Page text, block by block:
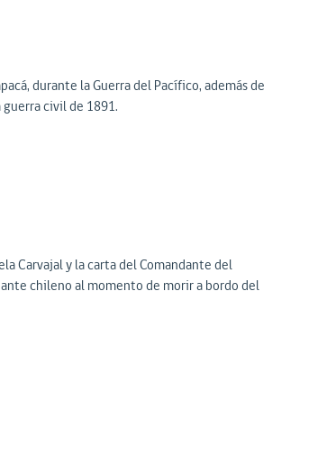
durante la Guerra del Pacífico, además de
civil de 1891.
Carvajal y la carta del Comandante del
chileno al momento de morir a bordo del